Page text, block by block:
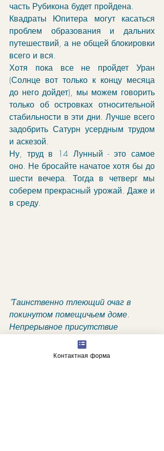
часть Рубикона будет пройдена.
Квадраты Юпитера могут касаться
проблем образования и дальних
путешествий, а не общей блокировки
всего и вся.
Хотя пока все не пройдет Уран
(Солнце вот только к концу месяца
до него дойдет), мы можем говорить
только об островках относительной
стабильности в эти дни. Лучше всего
задобрить Сатурн усердным трудом
и аскезой.
Ну, труд в 14 Лунный - это самое
оно. Не бросайте начатое хотя бы до
шести вечера. Тогда в четверг мы
соберем прекрасный урожай. Даже и
в среду.
"Таинственно тлеющий очаг в
покинутом помещичьем доме.
Непрерывное присутствие
невидимых поддерживающих сил в
каждой достойной деятельности.
Контактная форма